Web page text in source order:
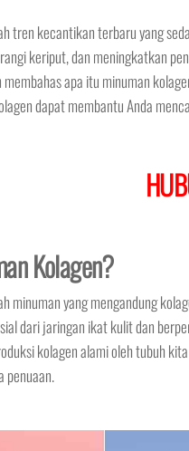
tren kecantikan terbaru yang
keriput, dan meningkatkan
apa itu minuman
dapat membantu Anda
Kolagen?
minuman yang mengandung
dari jaringan ikat kulit dan
kolagen alami oleh tubuh
penuaan.